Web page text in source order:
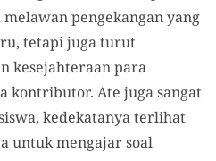
pengekangan yang
tetapi juga turut
kesejahteraan para
kontributor. Ate juga sangat
kedekatanya terlihat
untuk mengajar soal